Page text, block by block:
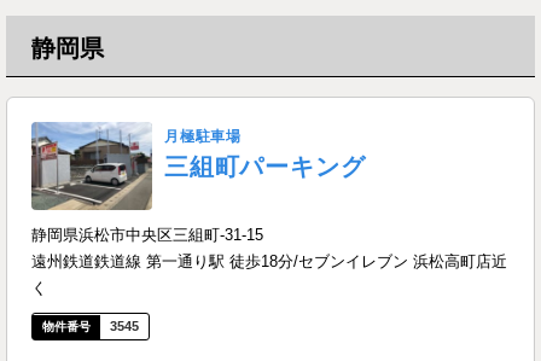
静岡県
月極駐車場
三組町パーキング
静岡県浜松市中央区三組町-31-15
遠州鉄道鉄道線 第一通り駅 徒歩18分/セブンイレブン 浜松高町店近
く
3545